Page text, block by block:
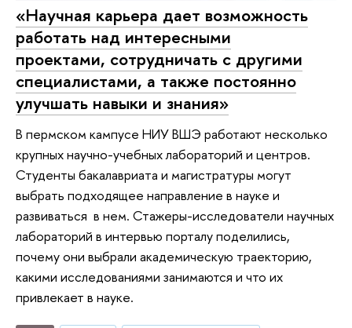
«Научная карьера дает возможность
работать над интересными
проектами, сотрудничать с другими
специалистами, а также постоянно
улучшать навыки и знания»
В пермском кампусе НИУ ВШЭ работают несколько
крупных научно-учебных лабораторий и центров.
Студенты бакалавриата и магистратуры могут
выбрать подходящее направление в науке и
развиваться в нем. Стажеры-исследователи научных
лабораторий в интервью порталу поделились,
почему они выбрали академическую траекторию,
какими исследованиями занимаются и что их
привлекает в науке.